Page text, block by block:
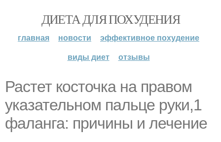
ДИЕТА ДЛЯ ПОХУДЕНИЯ
главная новости
эффективное похудение
виды диет
отзывы
Растет косточка на правом
указательном пальце руки,1
фаланга: причины и лечение